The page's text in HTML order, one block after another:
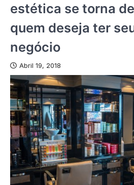
estética se torna
quem deseja ter
negócio
Abril 19, 2018